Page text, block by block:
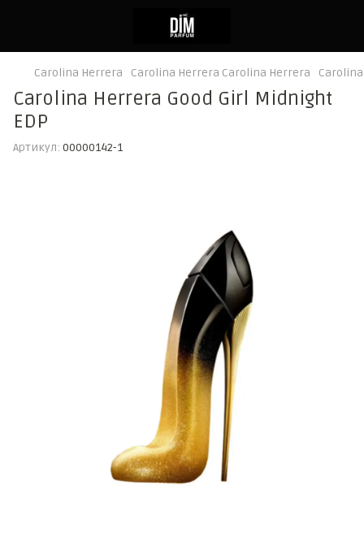
Carolina Herrera Carolina Herrera Carolina Herrera
Carolina Herrera Good Girl Midnight
EDP
Артикул: 00000142-1